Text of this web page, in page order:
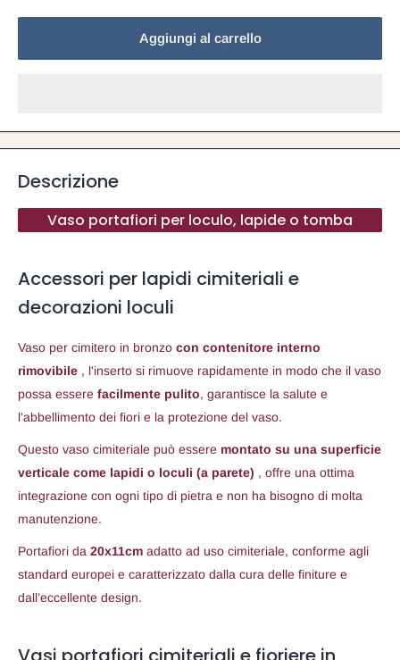
Aggiungi al carrello
Descrizione
Vaso portafiori per loculo, lapide o tomba
Accessori per lapidi cimiteriali e
decorazioni loculi
Vaso per cimitero in bronzo con contenitore interno
rimovibile , l'inserto si rimuove rapidamente in modo che il vaso
possa essere facilmente pulito, garantisce la salute e
l'abbellimento dei fiori e la protezione del vaso.
Questo vaso cimiteriale può essere montato su una superficie
verticale come lapidi o loculi (a parete) , offre una ottima
integrazione con ogni tipo di pietra e non ha bisogno di molta
manutenzione.
Portafiori da 20x11cm adatto ad uso cimiteriale, conforme agli
standard europei e caratterizzato dalla cura delle finiture e
dall’eccellente design.